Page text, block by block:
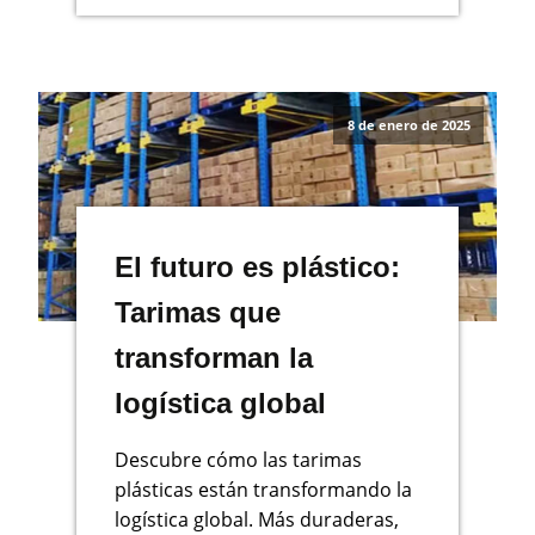
8 de enero de 2025
El futuro es plástico:
Tarimas que
transforman la
logística global
Descubre cómo las tarimas
plásticas están transformando la
logística global. Más duraderas,